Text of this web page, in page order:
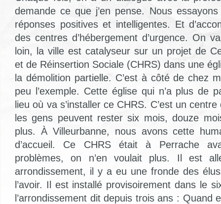
demande ce que j’en pense. Nous
réponses positives et intelligentes. Et
des centres d’hébergement d’urgence. On
loin, la ville est catalyseur sur un projet de
et de Réinsertion Sociale (CHRS) dans une
la démolition partielle. C’est à côté de chez
peu l’exemple. Cette église qui n’a plus de
lieu où va s’installer ce CHRS. C’est un
les gens peuvent rester six mois, douze
plus. À Villeurbanne, nous avons cette
d’accueil. Ce CHRS était à Perrache
problèmes, on n’en voulait plus. Il est
arrondissement, il y a eu une fronde des
l’avoir. Il est installé provisoirement dans le
l’arrondissement dit depuis trois ans : Quand